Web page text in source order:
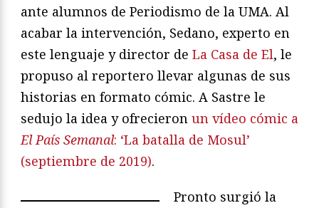
ante alumnos de Periodismo de la UMA. Al
acabar la intervención, Sedano, experto en
este lenguaje y director de La Casa de El, le
propuso al reportero llevar algunas de sus
historias en formato cómic. A Sastre le
sedujo la idea y ofrecieron un vídeo cómic a
El País Semanal: ‘La batalla de Mosul’
(septiembre de 2019).
Pronto surgió la